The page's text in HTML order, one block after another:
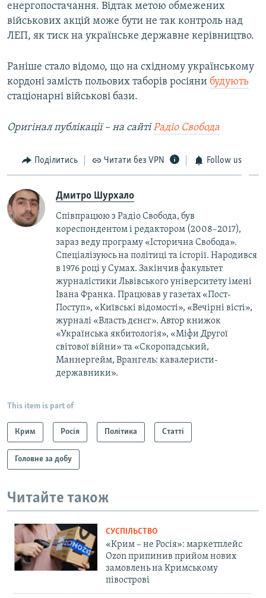
енергопостачання. Відтак метою обмежених
військових акцій може бути не так контроль над
ЛЕП, як тиск на українське державне керівництво.
Раніше стало відомо, що на східному українському
кордоні замість польових таборів росіяни будують
стаціонарні військові бази.
Оригінал публікації – на сайтіРадіо Свобода
Поділитись Читати без VPN Follow us
Дмитро Шурхало
Співпрацюю з Радіо Свобода, був
кореcпондентом і редактором (2008–2017),
зараз веду програму «Історична Свобода».
Спеціалізуюсь на політиці та історії. Народився
в 1976 році у Сумах. Закінчив факультет
журналістики Львівського університету імені
Івана Франка. Працював у газетах «Пост-
Поступ», «Київські відомості», «Вечірні вісті»,
журналі «Власть дєнєг». Автор книжок
«Українська якбитологія», «Міфи Другої
світової війни» та «Скоропадський,
Маннергейм, Врангель: кавалеристи-
державники».
This item is part of
Крим Росія Політика Статті
Головне за добу
Читайте також
СУСПІЛЬСТВО
«Крим – не Росія»: маркетплейс
Ozon припинив прийом нових
замовлень на Кримському
півострові